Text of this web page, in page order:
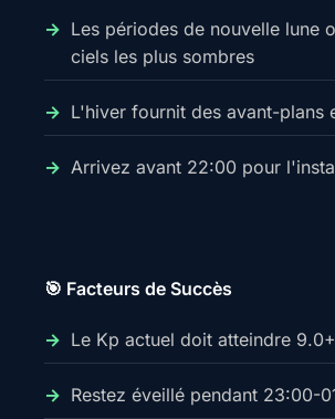
Les périodes de nouvelle lune
ciels les plus sombres
L'hiver fournit des avant-plans
Arrivez avant 22:00 pour
🎯 Facteurs de Succès
Le Kp actuel doit atteindre 9.0+
Restez éveillé pendant 23:00-